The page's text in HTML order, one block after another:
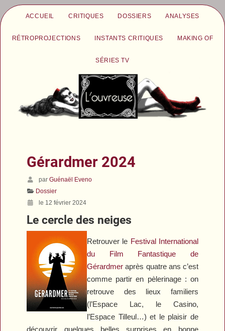
ACCUEIL CRITIQUES DOSSIERS ANALYSES
RÉTROPROJECTIONS INSTANTS CRITIQUES MAKING OF
SÉRIES TV
Gérardmer 2024
parGuénaël Eveno
Dossier
le 12 février 2024
Le cercle des neiges
Retrouver le Festival International
du Film Fantastique de
Gérardmer après quatre ans c’est
comme partir en pèlerinage : on
retrouve des lieux familiers
(l’Espace Lac, le Casino,
l’Espace Tilleul…) et le plaisir de
découvrir quelques belles surprises en bonne